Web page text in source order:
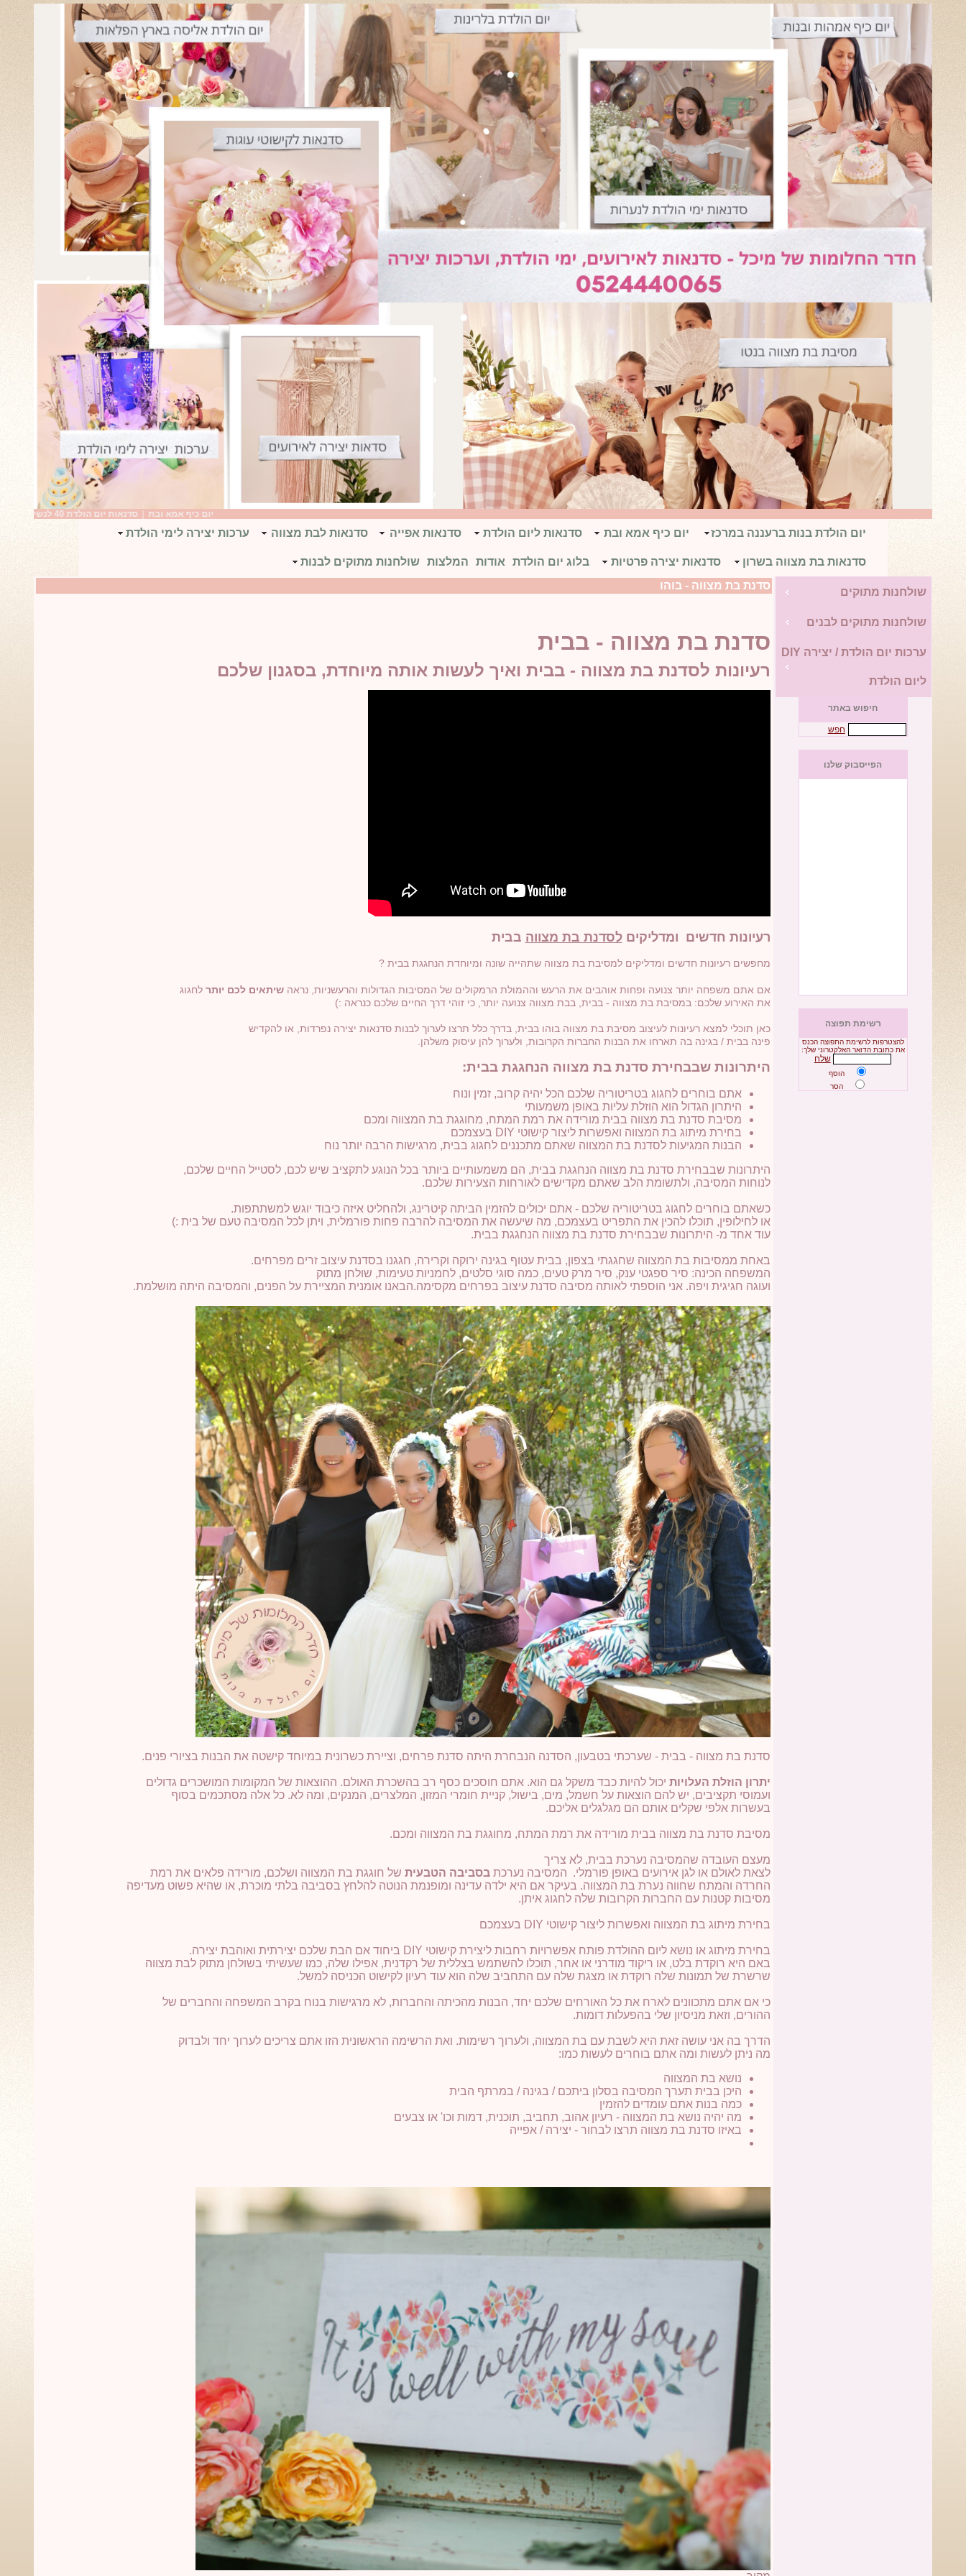
יום כיף אמא ובת|סדנאות יום הולדת 40 לנשים |יום הולדת
יום הולדת בנות ברעננה במרכז יום כיף אמא ובת סדנאות ליום הולדת סדנאות אפייה סדנאות לבת מצווה ערכות יצירה לימי הולדת
סדנאות בת מצווה בשרון סדנאות יצירה פרטיות בלוג יום הולדת אודות המלצות שולחנות מתוקים לבנות
שולחנות מתוקים
שולחנות מתוקים לבנים
ערכות יום הולדת / יצירה DIY
ליום הולדת
חיפוש באתר
חפש
הפייסבוק שלנו
רשימת תפוצה
להצטרפות לרשימת התפוצה הכנס
את כתובת הדואר האלקטרוני שלך:
שלח
הוסף
הסר
סדנת בת מצווה - בוהו
סדנת בת מצווה - בבית
רעיונות לסדנת בת מצווה - בבית ואיך לעשות אותה מיוחדת, בסגנון שלכם
רעיונות חדשים ומדליקיםלסדנת בת מצווה בבית
מחפשים רעיונות חדשים ומדליקים למסיבת בת מצווה שתהייה שונה ומיוחדת הנחגגת בבית ?
אם אתם משפחה יותר צנועה ופחות אוהבים את הרעש וההמולת הרמקולים של המסיבות הגדולות והרעשניות, נראהשיתאים לכם יותר לחגוג
את האירוע שלכם: במסיבת בת מצווה - בבית, בבת מצווה צנועה יותר, כי זוהי דרך החיים שלכם כנראה :)
כאן תוכלי למצא רעיונות לעיצוב מסיבת בת מצווה בוהו בבית, בדרך כלל תרצו לערוך לבנות סדנאות יצירה נפרדות, או להקדיש
פינה בבית / בגינה בה תארחו את הבנות החברות הקרובות, ולערוך להן עיסוק משלהן.
היתרונות שבבחירת סדנת בת מצווה הנחגגת בבית:
אתם בוחרים לחגוג בטריטוריה שלכם הכל יהיה קרוב, זמין ונוח
היתרון הגדול הוא הוזלת עליות באופן משמעותי
מסיבת סדנת בת מצווה בבית מורידה את רמת המתח, מחוגגת בת המצווה ומכם
בחירת מיתוג בת המצווה ואפשרות ליצור קישוטי DIY בעצמכם
הבנות המגיעות לסדנת בת המצווה שאתם מתכננים לחגוג בבית, מרגישות הרבה יותר נוח
היתרונות שבבחירת סדנת בת מצווה הנחגגת בבית, הם משמעותיים ביותר בכל הנוגע לתקציב שיש לכם, לסטייל החיים שלכם,
לנוחות המסיבה, ולתשומת הלב שאתם מקדישים לאורחות הצעירות שלכם.
כשאתם בוחרים לחגוג בטריטוריה שלכם - אתם יכולים להזמין הביתה קיטרינג, ולהחליט איזה כיבוד יוגש למשתתפות.
או לחילופין, תוכלו להכין את התפריט בעצמכם, מה שיעשה את המסיבה להרבה פחות פורמלית, ויתן לכל המסיבה טעם של בית :)
עוד אחד מ- היתרונות שבבחירת סדנת בת מצווה הנחגגת בבית.
באחת ממסיבות בת המצווה שחגגתי בצפון, בבית עטוף בגינה ירוקה וקרירה, חגגנו בסדנת עיצוב זרים מפרחים.
המשפחה הכינה: סיר ספגטי ענק, סיר מרק טעים, כמה סוגי סלטים, לחמניות טעימות, שולחן מתוק
ועוגה חגיגית ויפה. אני הוספתי לאותה מסיבה סדנת עיצוב בפרחים מקסימה.הבאנו אומנית המציירת על הפנים, והמסיבה היתה מושלמת.
סדנת בת מצווה - בבית - שערכתי בטבעון, הסדנה הנבחרת היתה סדנת פרחים, וציירת כשרונית במיוחד קישטה את הבנות בציורי פנים.
יתרון הוזלת העלויות יכול להיות כבד משקל גם הוא. אתם חוסכים כסף רב בהשכרת האולם. ההוצאות של המקומות המושכרים גדולים
ועמוסי תקציבים, יש להם הוצאות על חשמל, מים, בישול, קניית חומרי המזון, המלצרים, המנקים, ומה לא. כל אלה מסתכמים בסוף
בעשרות אלפי שקלים אותם הם מגלגלים אליכם.
מסיבת סדנת בת מצווה בבית מורידה את רמת המתח, מחוגגת בת המצווה ומכם.
מעצם העובדה שהמסיבה נערכת בבית, לא צריך
לצאת לאולם או לגן אירועים באופן פורמלי. המסיבה נערכתבסביבה הטבעית של חוגגת בת המצווה ושלכם, מורידה פלאים את רמת
החרדה והמתח שחווה נערת בת המצווה. בעיקר אם היא ילדה עדינה ומופנמת הנוטה להלחץ בסביבה בלתי מוכרת, או שהיא פשוט מעדיפה
מסיבות קטנות עם החברות הקרובות שלה לחגוג איתן.
בחירת מיתוג בת המצווה ואפשרות ליצור קישוטי DIY בעצמכם
בחירת מיתוג או נושא ליום ההולדת פותח אפשרויות רחבות ליצירת קישוטי DIY ביחוד אם הבת שלכם יצירתית ואוהבת יצירה.
באם היא רוקדת בלט, או ריקוד מודרני או אחר, תוכלו להשתמש בצללית של רקדנית, אפילו שלה, כמו שעשיתי בשולחן מתוק לבת מצווה
שרשרת של תמונות שלה רוקדת או מצגת שלה עם התחביב שלה הוא עוד רעיון לקישוט הכניסה למשל.
כי אם אתם מתכוונים לארח את כל האורחים שלכם יחד, הבנות מהכיתה והחברות, לא מרגישות בנוח בקרב המשפחה והחברים של
ההורים, וזאת מניסיון שלי בהפעלות דומות.
הדרך בה אני עושה זאת היא לשבת עם בת המצווה, ולערוך רשימות. ואת הרשימה הראשונית הזו אתם צריכים לערוך יחד ולבדוק
מה ניתן לעשות ומה אתם בוחרים לעשות כמו:
נושא בת המצווה
היכן בבית תערך המסיבה בסלון ביתכם / בגינה / במרתף הבית
כמה בנות אתם עומדים להזמין
מה יהיה נושא בת המצווה - רעיון אהוב, תחביב, תוכנית, דמות וכו' או צבעים
באיזו סדנת בת מצווה תרצו לבחור - יצירה / אפייה